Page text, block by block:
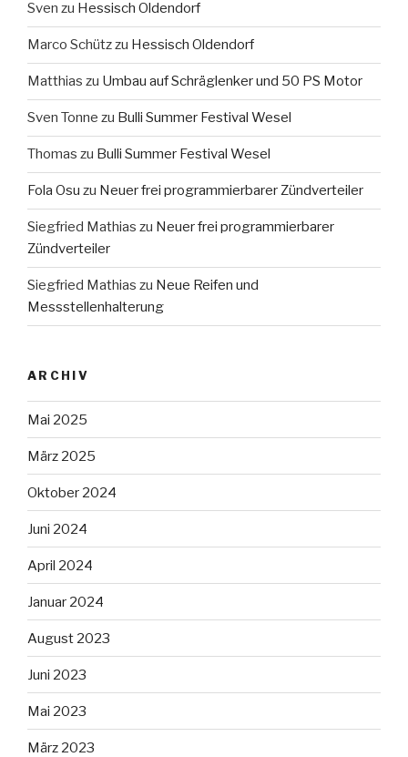
Sven zu Hessisch Oldendorf
Marco Schützzu Hessisch Oldendorf
Matthias zu Umbau auf Schräglenker und 50 PS Motor
Sven Tonne zu Bulli Summer Festival Wesel
Thomas zu Bulli Summer Festival Wesel
Fola Osu zu Neuer frei programmierbarer Zündverteiler
Siegfried Mathias zu Neuer frei programmierbarer
Zündverteiler
Siegfried Mathias zu Neue Reifen und
Messstellenhalterung
ARCHIV
Mai 2025
März 2025
Oktober 2024
Juni 2024
April 2024
Januar 2024
August 2023
Juni 2023
Mai 2023
März 2023